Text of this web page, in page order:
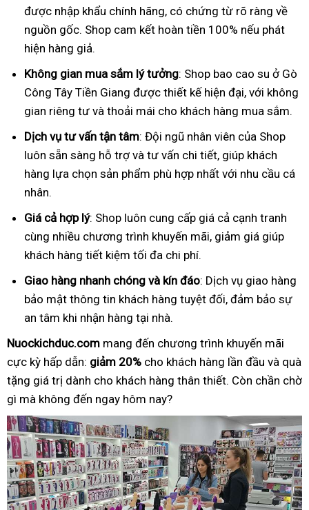
được nhập khẩu chính hãng, có chứng từ rõ ràng về
nguồn gốc. Shop cam kết hoàn tiền 100% nếu phát
hiện hàng giả.
Không gian mua sắm lý tưởng: Shop bao cao su ở Gò
Công Tây Tiền Giang được thiết kế hiện đại, với không
gian riêng tư và thoải mái cho khách hàng mua sắm.
Dịch vụ tư vấn tận tâm: Đội ngũ nhân viên của Shop
luôn sẵn sàng hỗ trợ và tư vấn chi tiết, giúp khách
hàng lựa chọn sản phẩm phù hợp nhất với nhu cầu cá
nhân.
Giá cả hợp lý: Shop luôn cung cấp giá cả cạnh tranh
cùng nhiều chương trình khuyến mãi, giảm giá giúp
khách hàng tiết kiệm tối đa chi phí.
Giao hàng nhanh chóng và kín đáo: Dịch vụ giao hàng
bảo mật thông tin khách hàng tuyệt đối, đảm bảo sự
an tâm khi nhận hàng tại nhà.
Nuockichduc.com mang đến chương trình khuyến mãi
cực kỳ hấp dẫn: giảm 20% cho khách hàng lần đầu và quà
tặng giá trị dành cho khách hàng thân thiết. Còn chần chờ
gì mà không đến ngay hôm nay?